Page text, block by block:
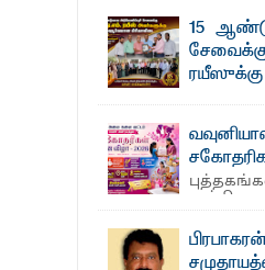
உபவேந்தர் வலியுறுத்தல்
அருட்பணி லூக்ஜோன்
பறிமுதல்
தெ ன்கிழக்குப்
மற்றும் கலாசாரப்
நிர்வாக வளர்ச்சியில்
15
தெ ன்கிழக்குப்
நிர்வாக
பீடத்திலும் 15
வழங்கல்,
நிகழ்ச்சிகளுடன் ...